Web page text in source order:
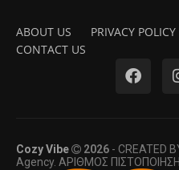
ABOUT US PRIVACY POLICY
CONTACT US
Cozy Vibe 2026 - CREATED
Agency. ΑΡΙΘΜΟΣ